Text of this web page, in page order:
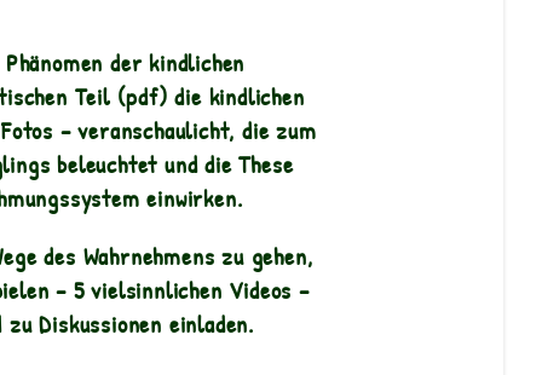
der kindlichen
Teil (pdf) die kindlichen
– veranschaulicht, die zum
beleuchtet und die These
einwirken.
des Wahrnehmens zu gehen,
– 5 vielsinnlichen Videos –
Diskussionen einladen.